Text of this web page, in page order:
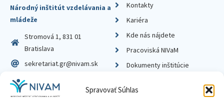
Spravovať Súhlas
Národný inštitút vzdelávania a
mládeže
Stromová 1, 831 01
Bratislava
sekretariat.gr@nivam.sk
IČO: 00164348
DIČ: 2020798714
Kontakty
Kariéra
Kde nás nájdete
Pracoviská NIVaM
Dokumenty inštitúcie